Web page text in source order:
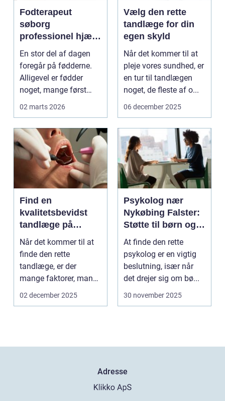
Fodterapeut
søborg
professionel hjælp
til sunde fødder i
hverdagen
En stor del af dagen
foregår på fødderne.
Alligevel er fødder
noget, mange først
tænker på, når smer...
02 marts 2026
Vælg den rette
tandlæge for din
egen skyld
Når det kommer til at
pleje vores sundhed, er
en tur til tandlægen
noget, de fleste af o...
06 december 2025
Find en
kvalitetsbevidst
tandlæge på
Vesterbro
Når det kommer til at
finde den rette
tandlæge, er der
mange faktorer, man
bør ov...
02 december 2025
Psykolog nær
Nykøbing Falster:
Støtte til børn og
unge
At finde den rette
psykolog er en vigtig
beslutning, især når
det drejer sig om bø...
30 november 2025
Adresse